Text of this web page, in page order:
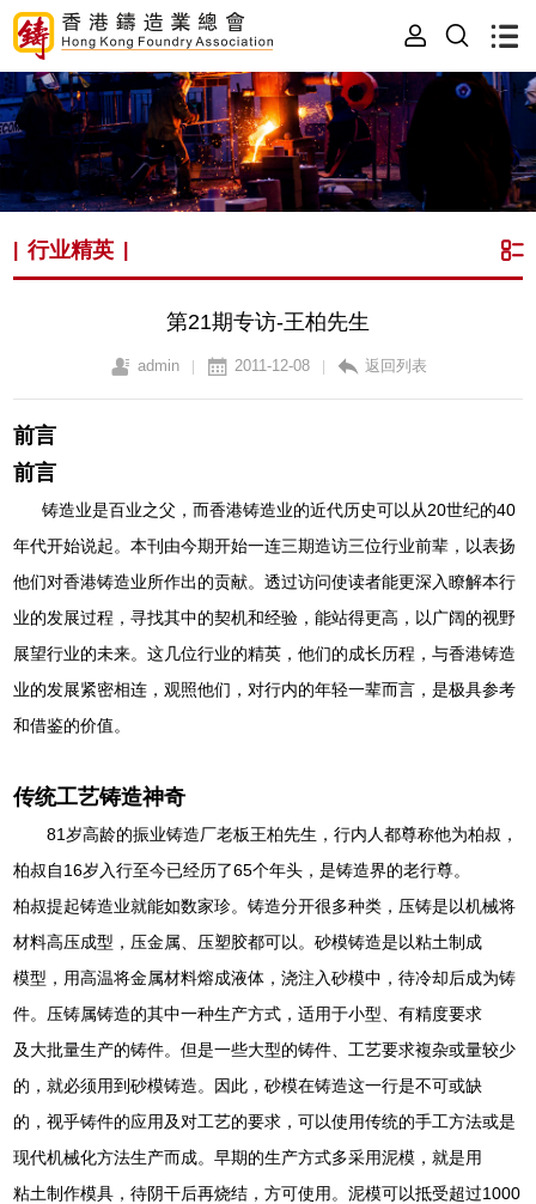
|行业精英
第21期专访-王柏先生
admin | 2011-12-08 | 返回列表
前言
前言
铸造业是百业之父，而香港铸造业的近代历史可以从20世纪的40
年代开始说起。本刊由今期开始一连三期造访三位行业前辈，以表扬
他们对香港铸造业所作出的贡献。透过访问使读者能更深入瞭解本行
业的发展过程，寻找其中的契机和经验，能站得更高，以广阔的视野
展望行业的未来。这几位行业的精英，他们的成长历程，与香港铸造
业的发展紧密相连，观照他们，对行内的年轻一辈而言，是极具参考
和借鉴的价值。
传统工艺铸造神奇
81岁高龄的振业铸造厂老板王柏先生，行内人都尊称他为柏叔，
柏叔自16岁入行至今已经历了65个年头，是铸造界的老行尊。
柏叔提起铸造业就能如数家珍。铸造分开很多种类，压铸是以机械将
材料高压成型，压金属、压塑胶都可以。砂模铸造是以粘土制成
模型，用高温将金属材料熔成液体，浇注入砂模中，待冷却后成为铸
件。压铸属铸造的其中一种生产方式，适用于小型、有精度要求
及大批量生产的铸件。但是一些大型的铸件、工艺要求複杂或量较少
的，就必须用到砂模铸造。因此，砂模在铸造这一行是不可或缺
的，视乎铸件的应用及对工艺的要求，可以使用传统的手工方法或是
现代机械化方法生产而成。早期的生产方式多采用泥模，就是用
粘土制作模具，待阴干后再烧结，方可使用。泥模可以抵受超过1000